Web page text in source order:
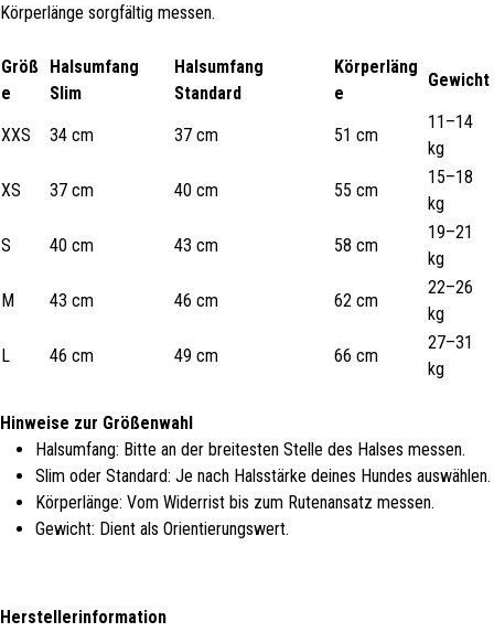
Körperlänge sorgfältig messen.
Größ
e
Halsumfang
Slim
Halsumfang
Standard
Körperläng
e
Gewicht
XXS 34 cm 37 cm 51 cm
11–14
kg
XS
37 cm 40 cm 55 cm
15–18
kg
S
40 cm 43 cm 58 cm
19–21
kg
M
43 cm 46 cm 62 cm
22–26
kg
L
46 cm 49 cm 66 cm
27–31
kg
Hinweise zur Größenwahl
Halsumfang: Bitte an der breitesten Stelle des Halses messen.
Slim oder Standard: Je nach Halsstärke deines Hundes auswählen.
Körperlänge: Vom Widerrist bis zum Rutenansatz messen.
Gewicht: Dient als Orientierungswert.
Herstellerinformation